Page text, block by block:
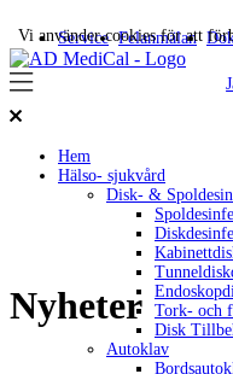
Vi använder cookies för att
Service Felanmälan
Hem
Hälso- sjukvård
Disk- &
Tork- och
Disk
Autoklav
Nyheter